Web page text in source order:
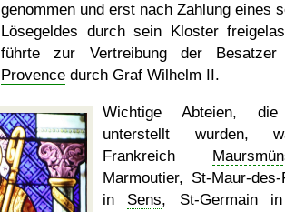
genommen und erst nach Zahlung eines
Lösegeldes durch sein Kloster
führte zur Vertreibung der
Provence durch Graf Wilhelm II.
Wichtige Abteien, die
unterstellt wurden,
Frankreich
Marmoutier, St-Maur-
in Sens, St-Germain